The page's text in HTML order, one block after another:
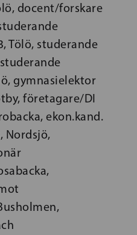
docent/forskare
Tölö, studerande
gymnasielektor
företagare/DI
ekon.kand.
Nordsjö,